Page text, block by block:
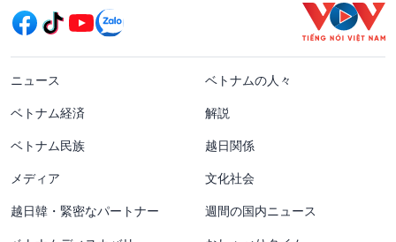
menu footer tiếng Nhật
ニュース ベトナムの人々
ベトナム経済 解説
ベトナム民族 越日関係
メディア 文化社会
越日韓・緊密なパートナー 週間の国内ニュース